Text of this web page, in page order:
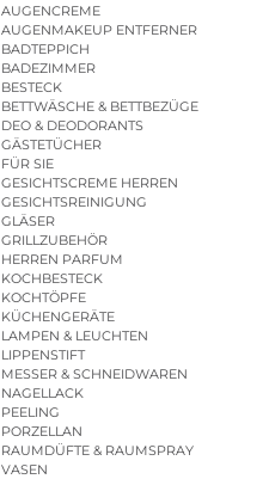
AUGENCREME
AUGENMAKEUP ENTFERNER
BADTEPPICH
BADEZIMMER
BESTECK
BETTWÄSCHE & BETTBEZÜGE
DEO & DEODORANTS
GÄSTETÜCHER
FÜR SIE
GESICHTSCREME HERREN
GESICHTSREINIGUNG
GLÄSER
GRILLZUBEHÖR
HERREN PARFUM
KOCHBESTECK
KOCHTÖPFE
KÜCHENGERÄTE
LAMPEN & LEUCHTEN
LIPPENSTIFT
MESSER & SCHNEIDWAREN
NAGELLACK
PEELING
PORZELLAN
RAUMDÜFTE & RAUMSPRAY
VASEN